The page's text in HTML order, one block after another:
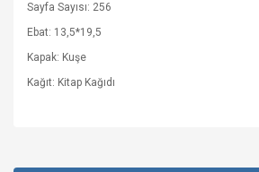
Sayfa Sayısı: 256
Ebat: 13,5*19,5
Kapak: Kuşe
Kağıt: Kitap Kağıdı